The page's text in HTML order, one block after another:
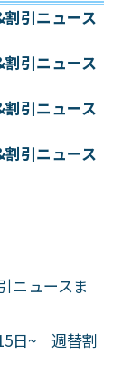
引ニュース
引ニュース
引ニュース
引ニュース
ニュースま
日~ 週替割